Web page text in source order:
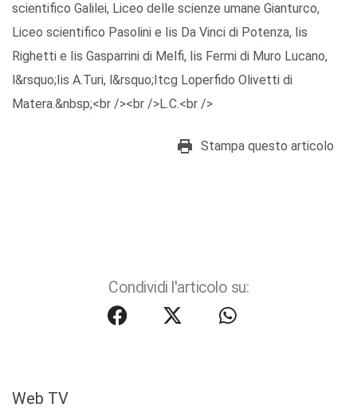
scientifico Galilei, Liceo delle scienze umane Gianturco,
Liceo scientifico Pasolini e Iis Da Vinci di Potenza, Iis
Righetti e Iis Gasparrini di Melfi, Iis Fermi di Muro Lucano,
l&rsquo;Iis A.Turi, l&rsquo;Itcg Loperfido Olivetti di
Matera.&nbsp;<br /><br />L.C.<br />
Stampa questo articolo
Condividi l'articolo su:
Web TV